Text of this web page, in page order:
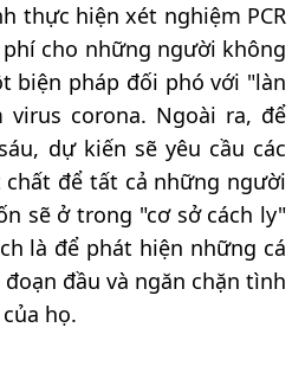
thực hiện xét nghiệm PCR
cho những người không
biện pháp đối phó với "làn
corona. Ngoài ra, để
dự kiến sẽ yêu cầu các
để tất cả những người
sẽ ở trong "cơ sở cách ly"
là để phát hiện những cá
đầu và ngăn chặn tình
họ.